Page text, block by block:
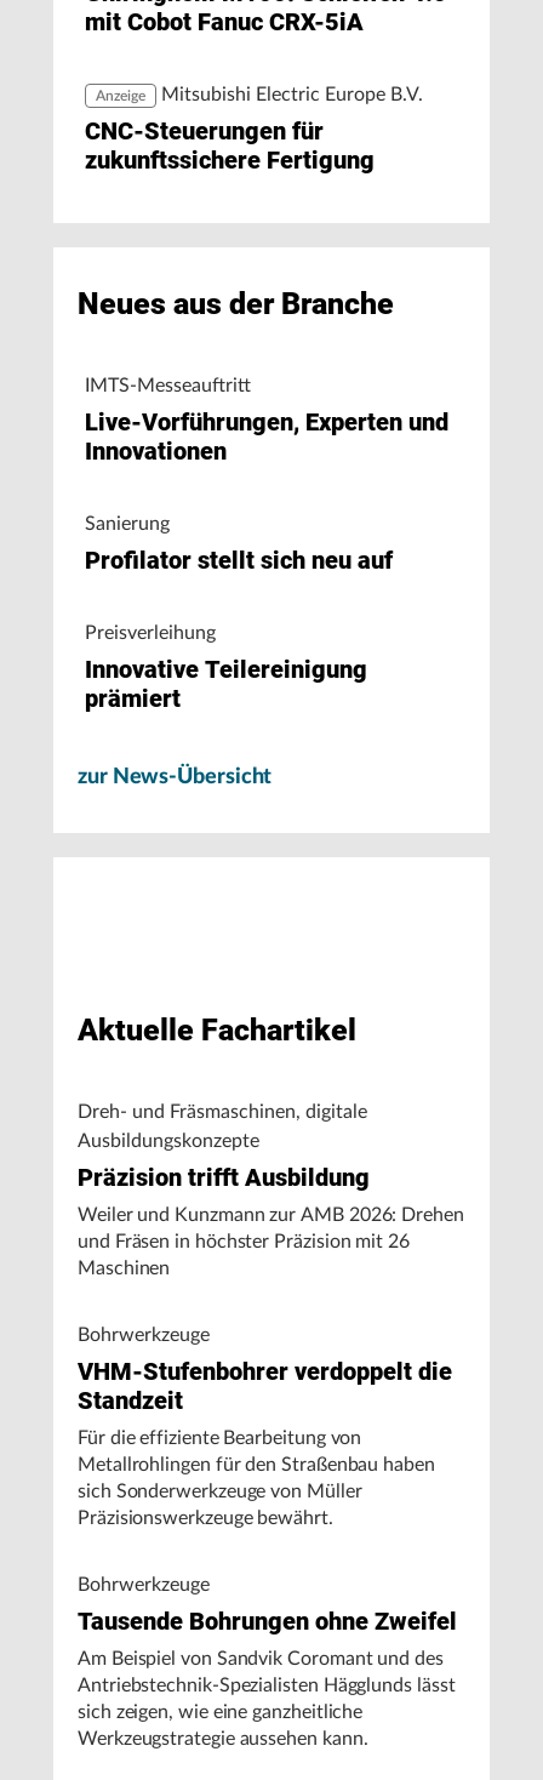
mit Cobot Fanuc CRX-5iA
Anzeige Mitsubishi Electric Europe B.V.
CNC-Steuerungen für
zukunftssichere Fertigung
Neues aus der Branche
IMTS-Messeauftritt
Live-Vorführungen, Experten und
Innovationen
Sanierung
Profilator stellt sich neu auf
Preisverleihung
Innovative Teilereinigung
prämiert
zur News-Übersicht
Aktuelle Fachartikel
Dreh- und Fräsmaschinen, digitale
Ausbildungskonzepte
Präzision trifft Ausbildung
Weiler und Kunzmann zur AMB 2026: Drehen
und Fräsen in höchster Präzision mit 26
Maschinen
Bohrwerkzeuge
VHM-Stufenbohrer verdoppelt die
Standzeit
Für die effiziente Bearbeitung von
Metallrohlingen für den Straßenbau haben
sich Sonderwerkzeuge von Müller
Präzisionswerkzeuge bewährt.
Bohrwerkzeuge
Tausende Bohrungen ohne Zweifel
Am Beispiel von Sandvik Coromant und des
Antriebstechnik-Spezialisten Hägglunds lässt
sich zeigen, wie eine ganzheitliche
Werkzeugstrategie aussehen kann.